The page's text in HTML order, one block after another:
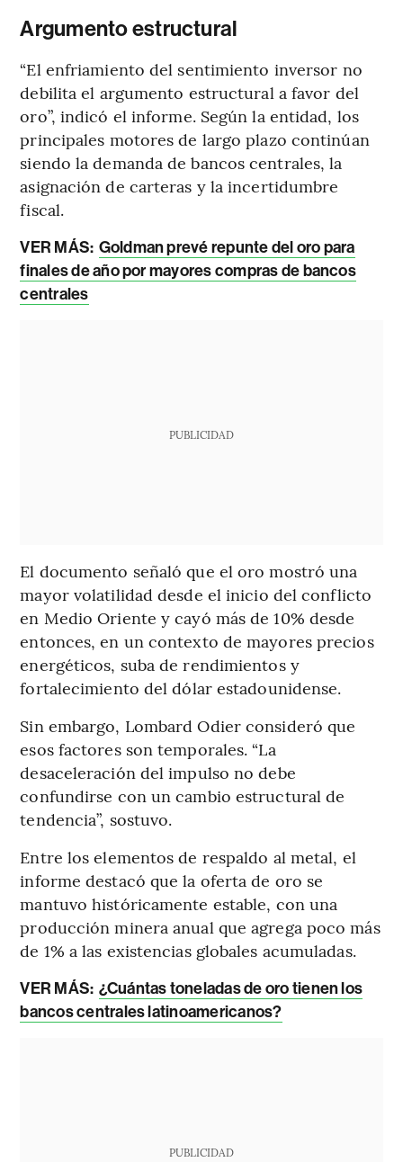
Argumento estructural
“El enfriamiento del sentimiento inversor no
debilita el argumento estructural a favor del
oro”, indicó el informe. Según la entidad, los
principales motores de largo plazo continúan
siendo la demanda de bancos centrales, la
asignación de carteras y la incertidumbre
fiscal.
VER MÁS: Goldman prevé repunte del oro para
finales de año por mayores compras de bancos
centrales
PUBLICIDAD
El documento señaló que el oro mostró una
mayor volatilidad desde el inicio del conflicto
en Medio Oriente y cayó más de 10% desde
entonces, en un contexto de mayores precios
energéticos, suba de rendimientos y
fortalecimiento del dólar estadounidense.
Sin embargo, Lombard Odier consideró que
esos factores son temporales. “La
desaceleración del impulso no debe
confundirse con un cambio estructural de
tendencia”, sostuvo.
Entre los elementos de respaldo al metal, el
informe destacó que la oferta de oro se
mantuvo históricamente estable, con una
producción minera anual que agrega poco más
de 1% a las existencias globales acumuladas.
VER MÁS: ¿Cuántas toneladas de oro tienen los
bancos centrales latinoamericanos?
PUBLICIDAD